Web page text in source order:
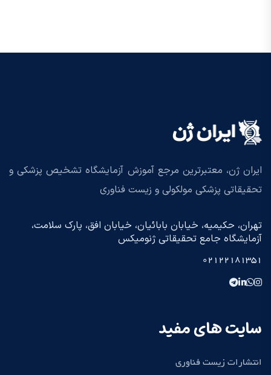
ایران ژن، معتبرترین مرجع آموزش آزمایشگاه تشخیص پزشکی و
تحقیقاتی پزشکی مولکولی و زیست فناوری
تهران، حکیمیه، خیابان بابائیان، خیابان افق، پارک سلامت،
آزمایشگاه جامع تحقیقاتی ژنومیکس
02122181351
سایت های مفید
انتشارات زیست فناوری